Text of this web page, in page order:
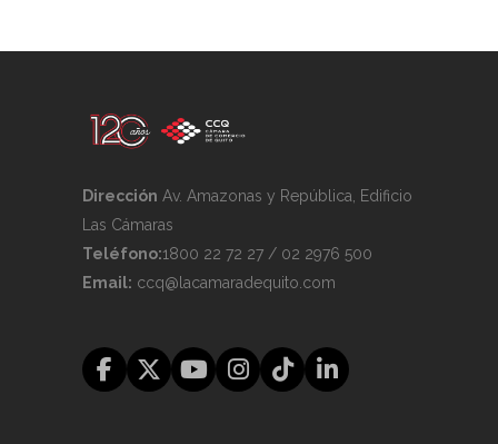
Dirección Av. Amazonas y República, Edificio
Las Cámaras
Teléfono:1800 22 72 27 / 02 2976 500
Email: ccq@lacamaradequito.com